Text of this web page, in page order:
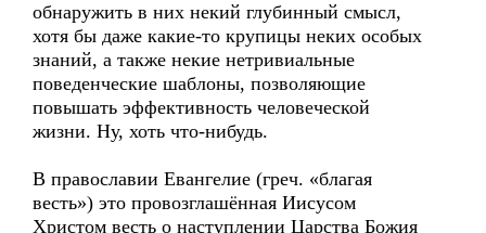
обнаружить в них некий глубинный смысл,
хотя бы даже какие-то крупицы неких особых
знаний, а также некие нетривиальные
поведенческие шаблоны, позволяющие
повышать эффективность человеческой
жизни. Ну, хоть что-нибудь.
В православии Евангелие (греч. «благая
весть») это провозглашённая Иисусом
Христом весть о наступлении Царства Божия